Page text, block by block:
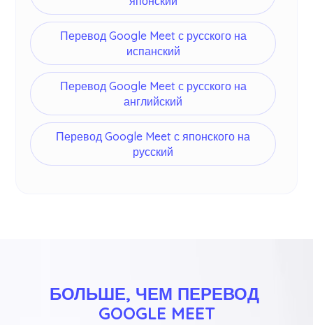
Перевод Google Meet с русского на
испанский
Перевод Google Meet с русского на
английский
Перевод Google Meet с японского на
русский
БОЛЬШЕ, ЧЕМ ПЕРЕВОД
GOOGLE MEET